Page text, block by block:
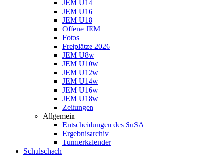
JEM U14
JEM U16
JEM U18
Offene JEM
Fotos
Freiplätze 2026
JEM U8w
JEM U10w
JEM U12w
JEM U14w
JEM U16w
JEM U18w
Zeitungen
Allgemein
Entscheidungen des SuSA
Ergebnisarchiv
Turnierkalender
Schulschach